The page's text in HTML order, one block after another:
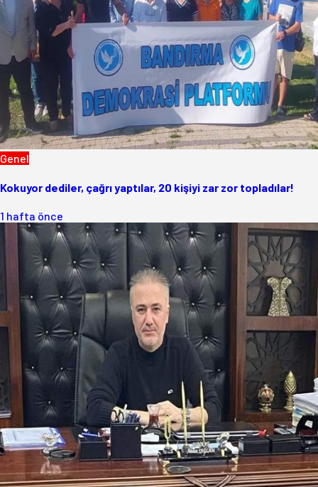
Genel
Kokuyor dediler, çağrı yaptılar, 20 kişiyi zar zor topladılar!
1 hafta önce